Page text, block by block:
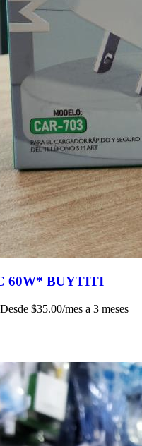
60W* BUYTITI
Desde $35.00/mes a 3 meses